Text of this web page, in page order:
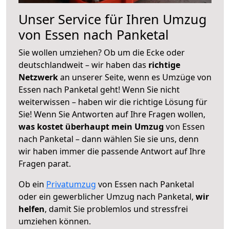
Unser Service für Ihren Umzug
von Essen nach Panketal
Sie wollen umziehen? Ob um die Ecke oder
deutschlandweit – wir haben das richtige
Netzwerkan unserer Seite, wenn es Umzüge von
Essen nach Panketal geht! Wenn Sie nicht
weiterwissen – haben wir die richtige Lösung für
Sie! Wenn Sie Antworten auf Ihre Fragen wollen,
was kostet überhaupt mein Umzug von Essen
nach Panketal – dann wählen Sie sie uns, denn
wir haben immer die passende Antwort auf Ihre
Fragen parat.
Ob ein Privatumzug von Essen nach Panketal
oder ein gewerblicher Umzug nach Panketal, wir
helfen, damit Sie problemlos und stressfrei
umziehen können.